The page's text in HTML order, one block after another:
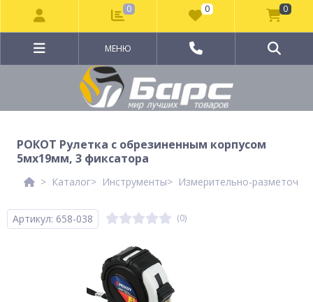
МЕНЮ
РОКОТ Рулетка с обрезиненным корпусом
5мх19мм, 3 фиксатора
Каталог Инструменты Измерительно-
Артикул: 658-038 (0)
0 0 0